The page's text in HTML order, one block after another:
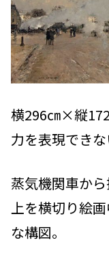
横296㎝×縦
力を表現できな
蒸気機関車か
上を横切り絵
な構図。